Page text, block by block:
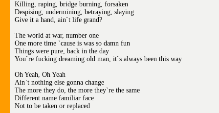
Killing, raping, bridge burning, forsaken
Despising, undermining, betraying, slaying
Give it a hand, ain`t life grand?
The world at war, number one
One more time `cause is was so damn fun
Things were pure, back in the day
You`re fucking dreaming old man, it`s always been this way
Oh Yeah, Oh Yeah
Ain`t nothing else gonna change
The more they do, the more they`re the same
Different name familiar face
Not to be taken or replaced